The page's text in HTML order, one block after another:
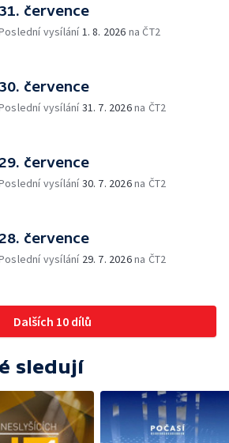
31. července
vysílání1. 8. 2026 na ČT2
30. července
vysílání31. 7. 2026na ČT2
29. července
vysílání30. 7. 2026na ČT2
28. července
vysílání 29. 7. 2026na ČT2
Dalších 10 dílů
sledují